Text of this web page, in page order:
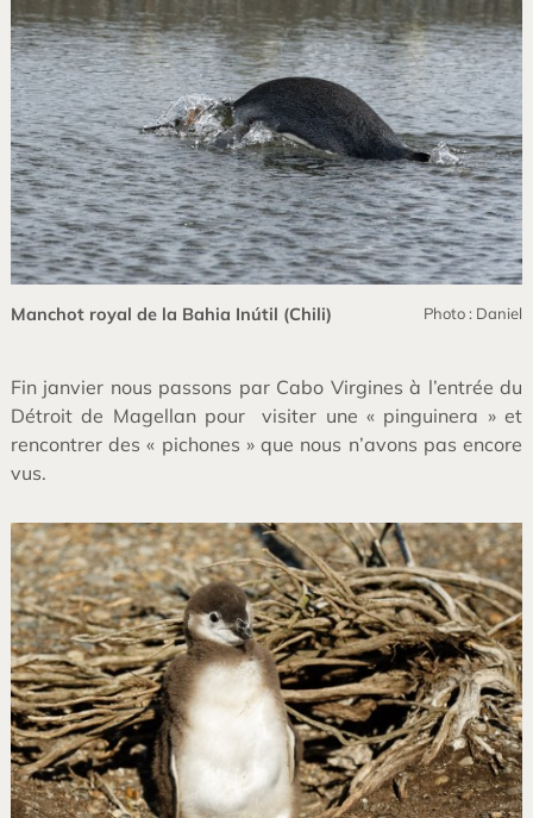
Manchot royal de la Bahia Inútil (Chili) Photo : Daniel
Fin janvier nous passons par Cabo Virgines à l’entrée du
Détroit de Magellan pour visiter une « pinguinera » et
rencontrer des « pichones » que nous n’avons pas encore
vus.